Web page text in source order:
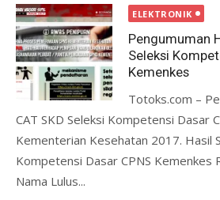
ELEKTRONIK
Pengumuman
Seleksi
Kemenkes
Totoks.com –
CAT SKD Seleksi Kompetensi Dasar
Kementerian Kesehatan 2017. Hasil
Kompetensi Dasar CPNS Kemenkes
Nama Lulus...